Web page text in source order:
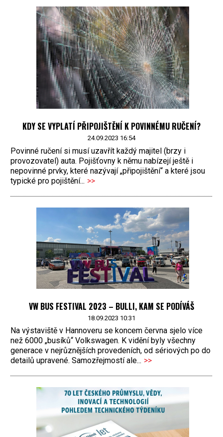
KDY SE VYPLATÍ PŘIPOJIŠTĚNÍ K POVINNÉMU RUČENÍ?
24.09.2023 16:54
Povinné ručení si musí uzavřít každý majitel (brzy i
provozovatel) auta. Pojišťovny k němu nabízejí ještě i
nepovinné prvky, které nazývají „připojištění“ a které jsou
typické pro pojištění... >>
VW BUS FESTIVAL 2023 – BULLI, KAM SE PODÍVÁŠ
18.09.2023 10:31
Na výstaviště v Hannoveru se koncem června sjelo více
než 6000 „busíků“ Volkswagen. K vidění byly všechny
generace v nejrůznějších provedeních, od sériových po do
detailů upravené. Samozřejmostí ale... >>